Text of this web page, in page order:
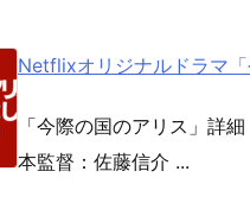
Netflixオリジナルドラマ
「今際の国のアリス」詳
本監督：佐藤信介 ...